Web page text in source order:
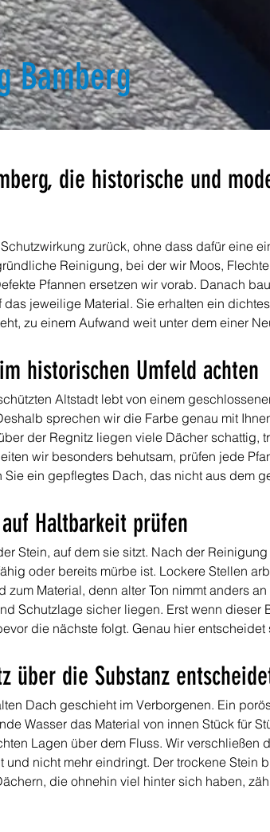
Bamberg
die historische und
zurück, ohne dass dafür eine
Reinigung, bei der wir Moos,
Pfannen ersetzen wir vorab. Danach
jeweilige Material. Sie erhalten ein
zu einem Aufwand weit unter dem einer
historischen Umfeld achten
Altstadt lebt von einem
sprechen wir die Farbe genau mit
der Regnitz liegen viele Dächer schattig,
wir besonders behutsam, prüfen jede
ein gepflegtes Dach, das nicht aus dem
Haltbarkeit prüfen
Stein, auf dem sie sitzt. Nach der
oder bereits mürbe ist. Lockere Stellen
Material, denn alter Ton nimmt anders
Schutzlage sicher liegen. Erst wenn dieser
die nächste folgt. Genau hier
über die Substanz
Dach geschieht im Verborgenen. Ein
Wasser das Material von innen Stück für
Lagen über dem Fluss. Wir verschließen
nicht mehr eindringt. Der trockene Stein
die ohnehin viel hinter sich haben,